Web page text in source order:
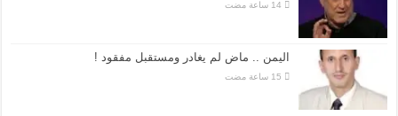
اليمن .. ماض لم يغادر ومستقبل مفقود !